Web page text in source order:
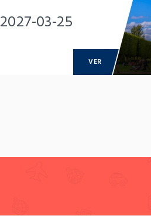
2027-03-25
VER